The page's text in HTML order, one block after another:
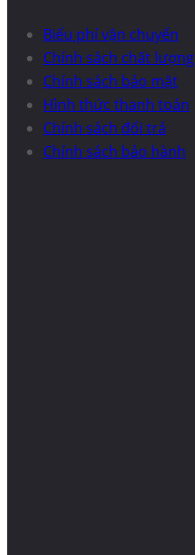
Biểu phí vận chuyển
Chính sách chất lượng
Chính sách bảo mật
Hình thức thanh toán
Chính sách đổi trả
Chính sách bảo hành